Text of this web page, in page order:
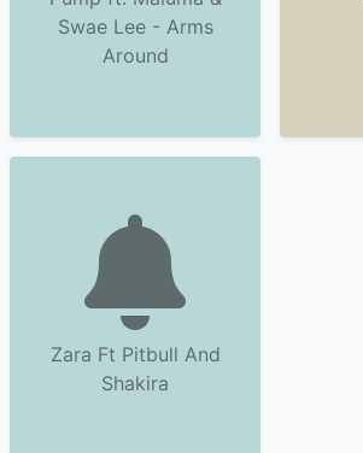
Swae Lee - Arms
Around
Zara Ft Pitbull And
Shakira